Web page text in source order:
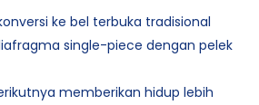
ke bel terbuka tradisional
single-piece dengan pelek
memberikan hidup lebih